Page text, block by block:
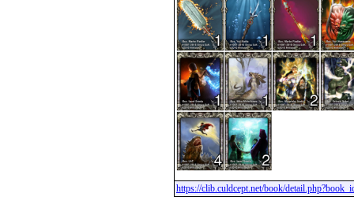
https://clib.culdcept.net/book/